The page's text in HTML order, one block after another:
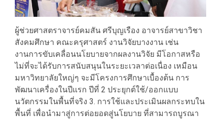
ผู้ช่วยศาสตราจารย์คมสัน ศรีบุญเรือง อาจารย์สาขาวิชา
สังคมศึกษา คณะครุศาสตร์ งานวิจัยบางงาน เช่น
งานการขับเคลื่อนนโยบายจากผลงานวิจัย มีโอกาสหรือ
ไม่ที่จะได้รับการสนับสนุนในระยะเวลาต่อเนื่อง เหมือน
มหาวิทยาลัยใหญ่ๆ จะมีโครงการศึกษาเบื้องต้น การ
พัฒนาเครื่องในปีแรก ปีที่ 2 ประยุกต์ใช้/ออกแบบ
นวัตกรรมในพื้นที่จริง 3. การใช้และประเมินผลกระทบใน
พื้นที่ เพื่อนำมาสู่การต่อยอดสู่นโยบาย ที่สามารถบูรณา